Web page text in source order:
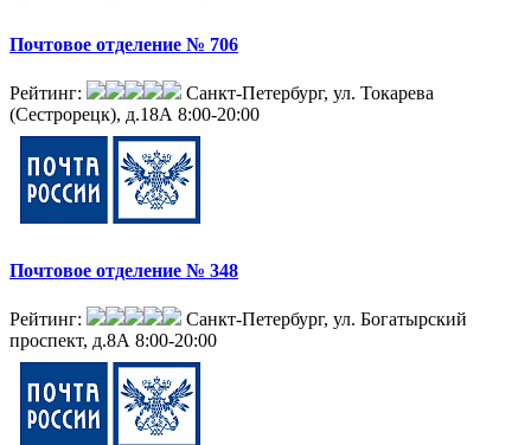
Почтовое отделение № 706
Рейтинг:
Санкт-Петербург, ул. Токарева
(Сестрорецк), д.18А 8:00-20:00
Почтовое отделение № 348
Рейтинг:
Санкт-Петербург, ул. Богатырский
проспект, д.8А 8:00-20:00